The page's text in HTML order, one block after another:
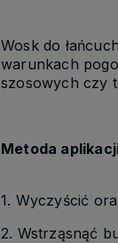
Wosk do
warunkach
szosowych czy
Metoda
1. Wyczyścić
2. Wstrząsnąć